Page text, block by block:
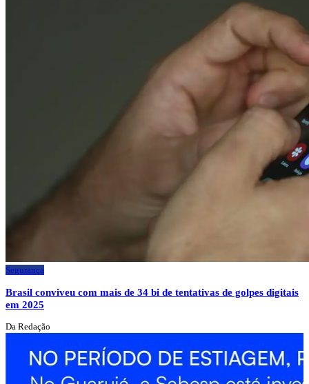
Segurança
Brasil conviveu com mais de 34 bi de tentativas de golpes digitais
em 2025
Da Redação